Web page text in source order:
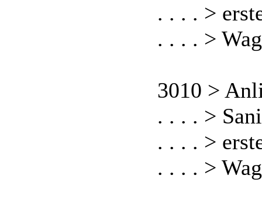
. . . . >
. . . . >
3010 >
. . . . >
. . . . >
. . . . >